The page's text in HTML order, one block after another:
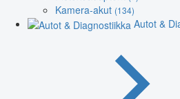
Kamera-akut (134)
Autot &